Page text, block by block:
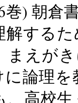
巻) 朝倉
解する
まえが
に論理
、高校